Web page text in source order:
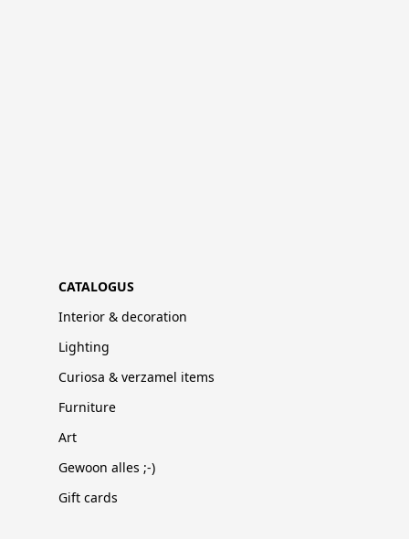
CATALOGUS
Interior & decoration
Lighting
Curiosa & verzamel items
Furniture
Art
Gewoon alles ;-)
Gift cards